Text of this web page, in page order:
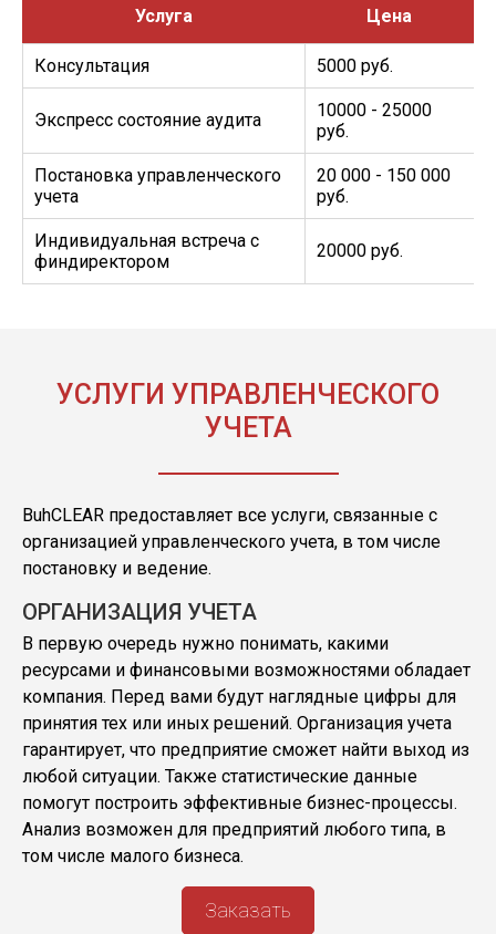
Услуга Цена
Консультация 5000 руб.
Экспресс состояние аудита
10000 - 25000
руб.
Постановка управленческого
учета
20 000 - 150 000
руб.
Индивидуальная встреча с
финдиректором
20000 руб.
УСЛУГИ УПРАВЛЕНЧЕСКОГО
УЧЕТА
BuhCLEAR предоставляет все услуги, связанные с
организацией управленческого учета, в том числе
постановку и ведение.
ОРГАНИЗАЦИЯ УЧЕТА
В первую очередь нужно понимать, какими
ресурсами и финансовыми возможностями обладает
компания. Перед вами будут наглядные цифры для
принятия тех или иных решений. Организация учета
гарантирует, что предприятие сможет найти выход из
любой ситуации. Также статистические данные
помогут построить эффективные бизнес-процессы.
Анализ возможен для предприятий любого типа, в
том числе малого бизнеса.
Заказать